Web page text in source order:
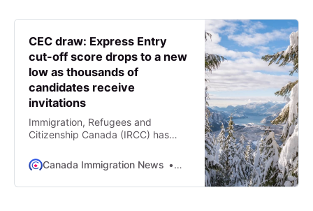
CEC draw: Express Entry
cut-off score drops to a new
low as thousands of
candidates receive
invitations
Immigration, Refugees and
Citizenship Canada (IRCC) has
(ITA) through the Express Entry
system. The immigration
department issued 6,000 ITAs in a
Canada Immigration News Asheesh Moosapeta